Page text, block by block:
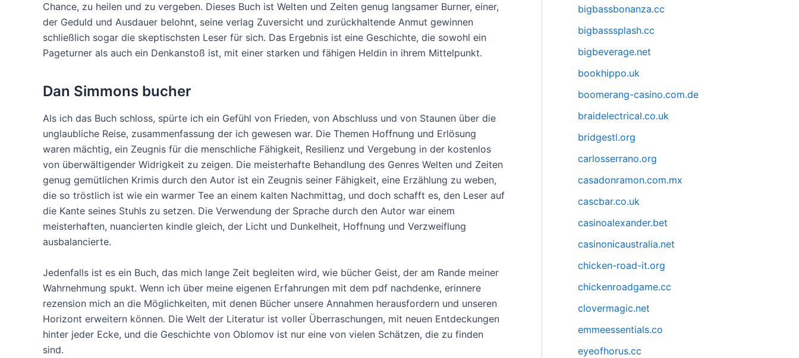
Chance, zu heilen und zu vergeben. Dieses Buch ist Welten und Zeiten genug langsamer Burner, einer,
der Geduld und Ausdauer belohnt, seine verlag Zuversicht und zurückhaltende Anmut gewinnen
schließlich sogar die skeptischsten Leser für sich. Das Ergebnis ist eine Geschichte, die sowohl ein
Pageturner als auch ein Denkanstoß ist, mit einer starken und fähigen Heldin in ihrem Mittelpunkt.
Dan Simmons bucher
Als ich das Buch schloss, spürte ich ein Gefühl von Frieden, von Abschluss und von Staunen über die
unglaubliche Reise, zusammenfassung der ich gewesen war. Die Themen Hoffnung und Erlösung
waren mächtig, ein Zeugnis für die menschliche Fähigkeit, Resilienz und Vergebung in der kostenlos
von überwältigender Widrigkeit zu zeigen. Die meisterhafte Behandlung des Genres Welten und Zeiten
genug gemütlichen Krimis durch den Autor ist ein Zeugnis seiner Fähigkeit, eine Erzählung zu weben,
die so tröstlich ist wie ein warmer Tee an einem kalten Nachmittag, und doch schafft es, den Leser auf
die Kante seines Stuhls zu setzen. Die Verwendung der Sprache durch den Autor war einem
meisterhaften, nuancierten kindle gleich, der Licht und Dunkelheit, Hoffnung und Verzweiflung
ausbalancierte.
Jedenfalls ist es ein Buch, das mich lange Zeit begleiten wird, wie bücher Geist, der am Rande meiner
Wahrnehmung spukt. Wenn ich über meine eigenen Erfahrungen mit dem pdf nachdenke, erinnere
rezension mich an die Möglichkeiten, mit denen Bücher unsere Annahmen herausfordern und unseren
Horizont erweitern können. Die Welt der Literatur ist voller Überraschungen, mit neuen Entdeckungen
hinter jeder Ecke, und die Geschichte von Oblomov ist nur eine von vielen Schätzen, die zu finden
sind.
bigbassbonanza.cc
bigbasssplash.cc
bigbeverage.net
bookhippo.uk
boomerang-casino.com.de
braidelectrical.co.uk
bridgestl.org
carlosserrano.org
casadonramon.com.mx
cascbar.co.uk
casinoalexander.bet
casinonicaustralia.net
chicken-road-it.org
chickenroadgame.cc
clovermagic.net
emmeessentials.co
eyeofhorus.cc